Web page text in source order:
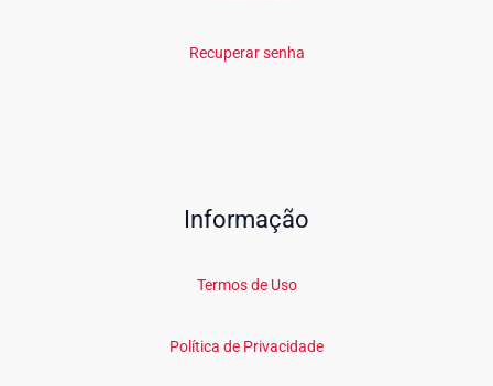
Recuperar senha
Informação
Termos de Uso
Política de Privacidade